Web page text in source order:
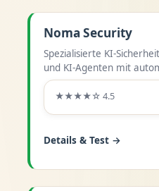
Noma Security
Spezialisierte KI-
und KI-Agenten mit
★★★★☆ 4.5
Details & Test →